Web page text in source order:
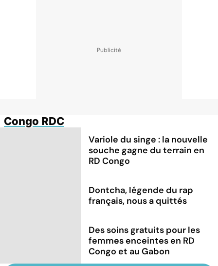
Congo RDC
Variole du singe : la nouvelle
souche gagne du terrain en
RD Congo
Dontcha, légende du rap
français, nous a quittés
Des soins gratuits pour les
femmes enceintes en RD
Congo et au Gabon